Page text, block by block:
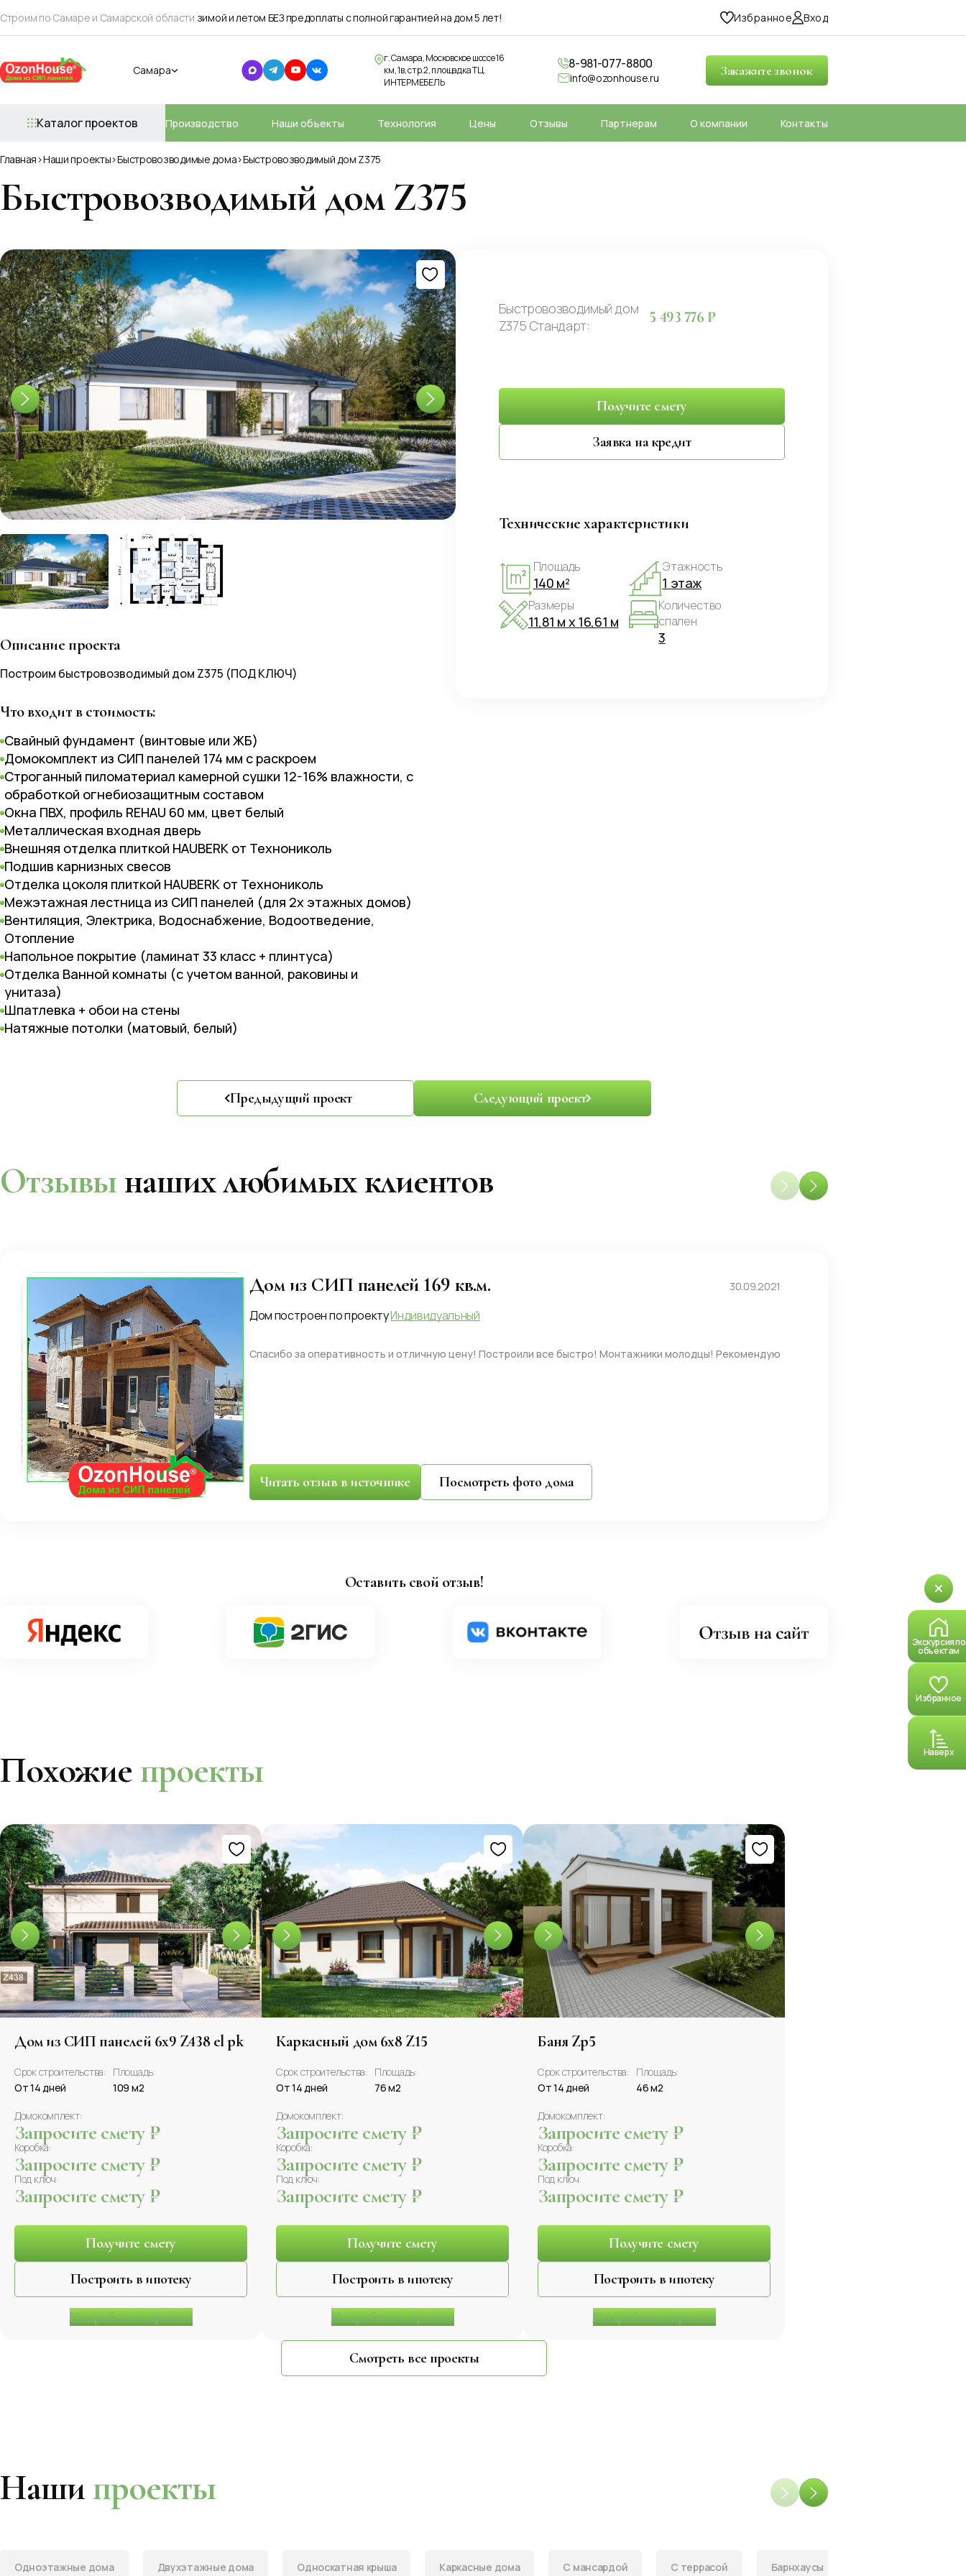
Строим по Самаре и Самарской области зимой и летом БЕЗ предоплаты с полной гарантией на дом 5 лет! Избранное Вход
Самара
г. Самара, Московское шоссе 16
км, 1в, стр.2, площадка ТЦ.
ИНТЕРМЕБЕЛЬ
8-981-077-8800
info@ozonhouse.ru Закажите звонок
Каталог проектов Производство Наши объекты Технология Цены Отзывы Партнерам О компании Контакты
Главная Наши проекты Быстровозводимые дома Быстровозводимый дом Z375
Быстровозводимый дом Z375
Описание проекта
Построим быстровозводимый дом Z375 (ПОД КЛЮЧ)
Что входит в стоимость:
Свайный фундамент (винтовые или ЖБ)
Домокомплект из СИП панелей 174 мм с раскроем
Строганный пиломатериал камерной сушки 12-16% влажности, с
обработкой огнебиозащитным составом
Окна ПВХ, профиль REHAU 60 мм, цвет белый
Металлическая входная дверь
Внешняя отделка плиткой HAUBERK от Технониколь
Подшив карнизных свесов
Отделка цоколя плиткой HAUBERK от Технониколь
Межэтажная лестница из СИП панелей (для 2х этажных домов)
Вентиляция, Электрика, Водоснабжение, Водоотведение,
Отопление
Напольное покрытие (ламинат 33 класс + плинтуса)
Отделка Ванной комнаты (с учетом ванной, раковины и
унитаза)
Шпатлевка + обои на стены
Натяжные потолки (матовый, белый)
Быстровозводимый дом
Z375 Стандарт:
5 493 776 ₽
Получите смету
Заявка на кредит
Технические характеристики
Площадь
140 м²
Этажность
1 этаж
Размеры
11,81 м x 16,61 м
Количество
спален
3
Предыдущий проект Следующий проект
Отзывы наших любимых клиентов
Дом из СИП панелей 169 кв.м. 30.09.2021
Дом построен по проектуИндивидуальный
Спасибо за оперативность и отличную цену! Построили все быстро! Монтажники молодцы! Рекомендую
Читать отзыв в источнике Посмотреть фото дома
Оставить свой отзыв!
Похожие проекты
Дом из СИП панелей 6x9 Z438 el pk
Срок строительства:
От 14 дней
Площадь:
109 м2
Домокомплект:
Запросите смету ₽
Коробка:
Запросите смету ₽
Под ключ:
Запросите смету ₽
Получите смету
Построить в ипотеку
Подробнее о проекте
Каркасный дом 6x8 Z15
Срок строительства:
От 14 дней
Площадь:
76 м2
Домокомплект:
Запросите смету ₽
Коробка:
Запросите смету ₽
Под ключ:
Запросите смету ₽
Получите смету
Построить в ипотеку
Подробнее о проекте
Баня Zp5
Срок строительства:
От 14 дней
Площадь:
46 м2
Домокомплект:
Запросите смету ₽
Коробка:
Запросите смету ₽
Под ключ:
Запросите смету ₽
Получите смету
Построить в ипотеку
Подробнее о проекте
Смотреть все проекты
Наши проекты
Одноэтажные дома Двухэтажные дома Односкатная крыша Каркасные дома С мансардой С террасой Барнхаусы
Экскурсия по
объектам
Избранное
Наверх